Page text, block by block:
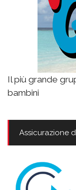
Il più grande
bambini
Assicurazione